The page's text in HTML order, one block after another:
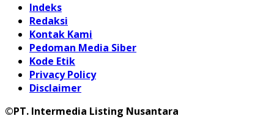
Indeks
Redaksi
Kontak Kami
Pedoman Media Siber
Kode Etik
Privacy Policy
Disclaimer
©PT. Intermedia Listing Nusantara